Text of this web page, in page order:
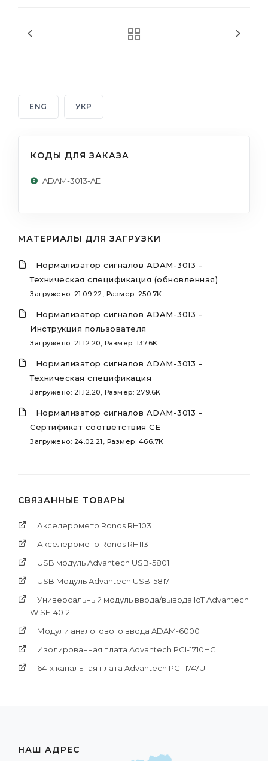
ENG УКР
КОДЫ ДЛЯ ЗАКАЗА
ADAM-3013-AE
МАТЕРИАЛЫ ДЛЯ ЗАГРУЗКИ
Нормализатор сигналов ADAM-3013 -
Техническая спецификация (обновленная)
Загружено: 21.09.22, Размер: 250.7K
Нормализатор сигналов ADAM-3013 -
Инструкция пользователя
Загружено: 21.12.20, Размер: 137.6K
Нормализатор сигналов ADAM-3013 -
Техническая спецификация
Загружено: 21.12.20, Размер: 279.6K
Нормализатор сигналов ADAM-3013 -
Сертификат соответствия CE
Загружено: 24.02.21, Размер: 466.7K
СВЯЗАННЫЕ ТОВАРЫ
Акселерометр Ronds RH103
Акселерометр Ronds RH113
USB модуль Advantech USB-5801
USB Mодуль Advantech USB-5817
Универсальный модуль ввода/вывода IoT Advantech
WISE-4012
Модули аналогового ввода ADAM-6000
Изолированная плата Advantech PCI-1710HG
64-х канальная плата Advantech PCI-1747U
НАШ АДРЕС